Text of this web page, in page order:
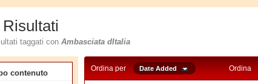
taggati con Ambasciata dItalia
contenuto Ordina per Date Added Ordina